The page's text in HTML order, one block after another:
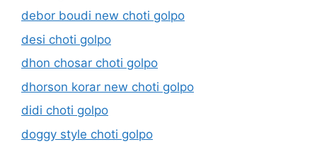
debor boudi new choti golpo
desi choti golpo
dhon chosar choti golpo
dhorson korar new choti golpo
didi choti golpo
doggy style choti golpo